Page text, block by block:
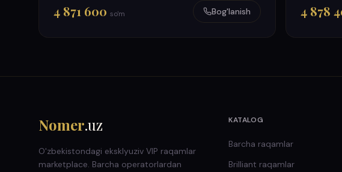
4 871 600 so'm Bog'lanish 4 878
Nomer.uz
O'zbekistondagi eksklyuziv VIP raqamlar
marketplace. Barcha operatorlardan
KATALOG
Barcha raqamlar
Brilliant raqamlar